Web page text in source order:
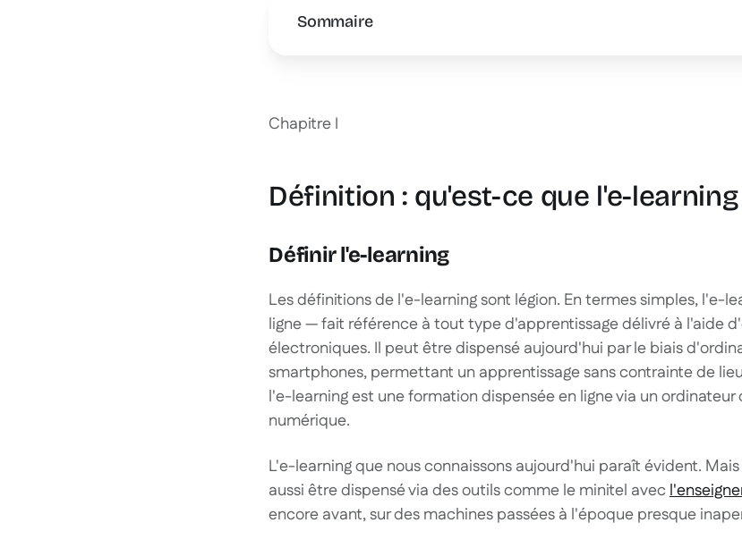
Sommaire
Chapitre I
Définition : qu'est-ce que l'e-learning
Définir l'e-learning
Les définitions de l'e-learning sont légion. En termes simples, l'e-
ligne — fait référence à tout type d'apprentissage délivré à l'aide
électroniques. Il peut être dispensé aujourd'hui par le biais
smartphones, permettant un apprentissage sans contrainte de
l'e-learning est une formation dispensée en ligne via un
numérique.
L'e-learning que nous connaissons aujourd'hui paraît évident.
aussi être dispensé via des outils comme le minitel avec
encore avant, sur des machines passées à l'époque presque